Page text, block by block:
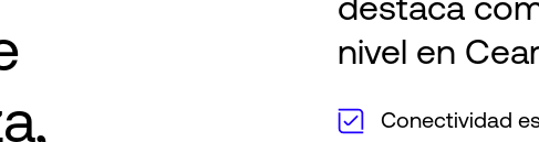
nivel en
Conectividad